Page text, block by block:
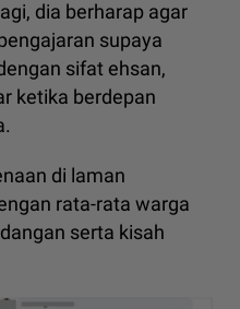
dia berharap agar
supaya
sifat ehsan,
ketika berdepan
di laman
rata-rata warga
serta kisah